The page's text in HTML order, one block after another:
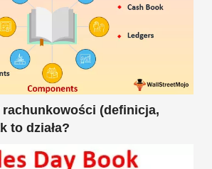
(definicja,
to działa?